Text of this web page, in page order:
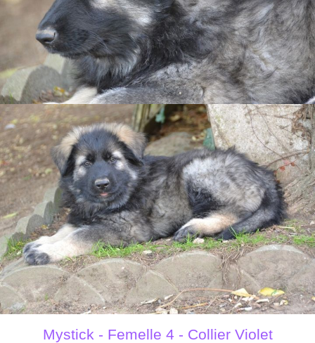
Mystick - Femelle 4 - Collier Violet